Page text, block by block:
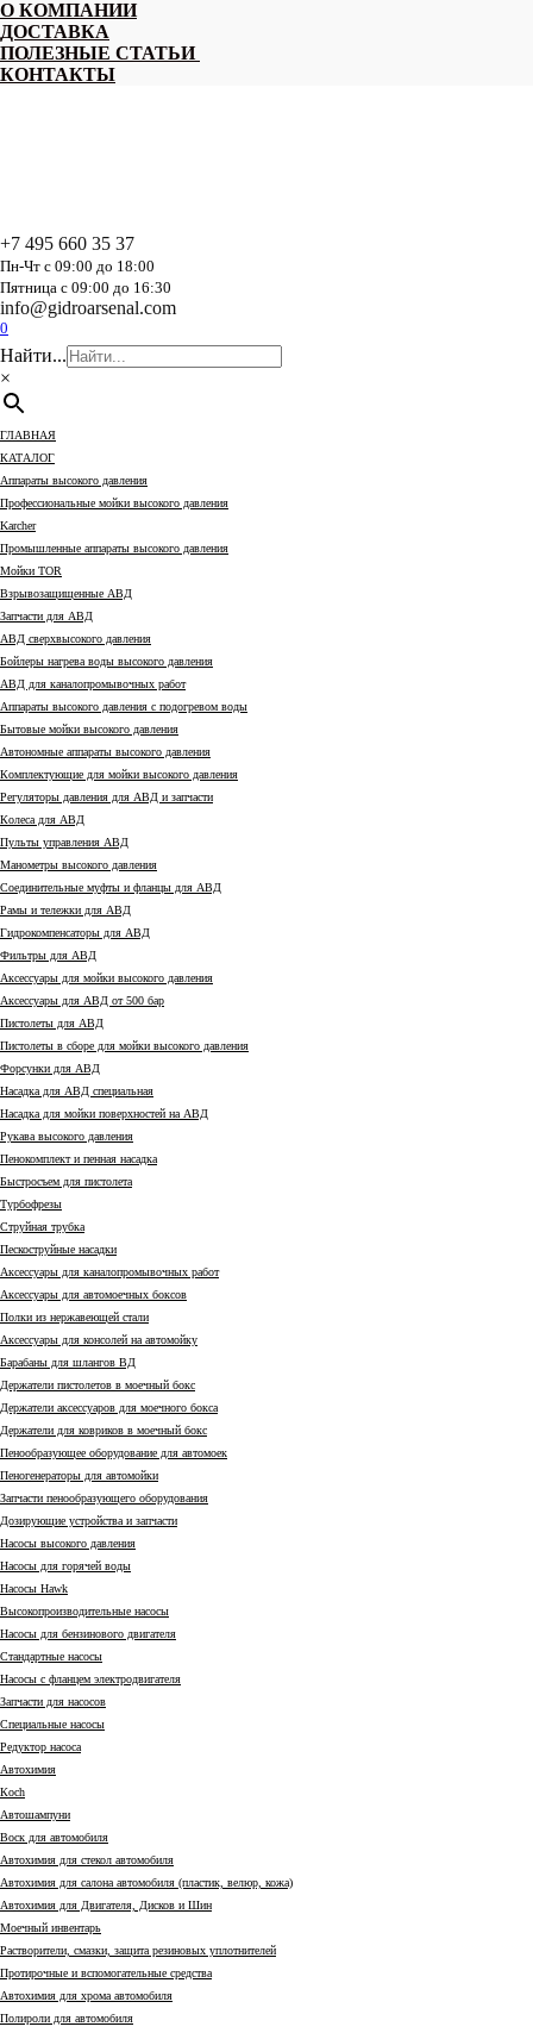
Перейти
к
содержанию
О КОМПАНИИ
ДОСТАВКА
ПОЛЕЗНЫЕ СТАТЬИ
КОНТАКТЫ
+7 495 660 35 37
Пн-Чт с 09:00 до 18:00
Пятница с 09:00 до 16:30
info@gidroarsenal.com
0
Найти...
×
ГЛАВНАЯ
КАТАЛОГ
Аппараты высокого давления
Профессиональные мойки высокого давления
Karcher
Промышленные аппараты высокого давления
Мойки TOR
Взрывозащищенные АВД
Запчасти для АВД
АВД сверхвысокого давления
Бойлеры нагрева воды высокого давления
АВД для каналопромывочных работ
Аппараты высокого давления с подогревом воды
Бытовые мойки высокого давления
Автономные аппараты высокого давления
Комплектующие для мойки высокого давления
Регуляторы давления для АВД и запчасти
Колеса для АВД
Пульты управления АВД
Манометры высокого давления
Соединительные муфты и фланцы для АВД
Рамы и тележки для АВД
Гидрокомпенсаторы для АВД
Фильтры для АВД
Аксессуары для мойки высокого давления
Аксессуары для АВД от 500 бар
Пистолеты для АВД
Пистолеты в сборе для мойки высокого давления
Форсунки для АВД
Насадка для АВД специальная
Насадка для мойки поверхностей на АВД
Рукава высокого давления
Пенокомплект и пенная насадка
Быстросъем для пистолета
Турбофрезы
Струйная трубка
Пескоструйные насадки
Аксессуары для каналопромывочных работ
Аксессуары для автомоечных боксов
Полки из нержавеющей стали
Аксессуары для консолей на автомойку
Барабаны для шлангов ВД
Держатели пистолетов в моечный бокс
Держатели аксессуаров для моечного бокса
Держатели для ковриков в моечный бокс
Пенообразующее оборудование для автомоек
Пеногенераторы для автомойки
Запчасти пенообразующего оборудования
Дозирующие устройства и запчасти
Насосы высокого давления
Насосы для горячей воды
Насосы Hawk
Высокопроизводительные насосы
Насосы для бензинового двигателя
Стандартные насосы
Насосы с фланцем электродвигателя
Запчасти для насосов
Специальные насосы
Редуктор насоса
Автохимия
Коch
Автошампуни
Воск для автомобиля
Автохимия для стекол автомобиля
Автохимия для салона автомобиля (пластик, велюр, кожа)
Автохимия для Двигателя, Дисков и Шин
Моечный инвентарь
Растворители, смазки, защита резиновых уплотнителей
Протирочные и вспомогательные средства
Автохимия для хрома автомобиля
Полироли для автомобиля